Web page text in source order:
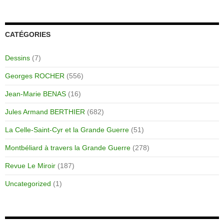
CATÉGORIES
Dessins (7)
Georges ROCHER (556)
Jean-Marie BENAS (16)
Jules Armand BERTHIER (682)
La Celle-Saint-Cyr et la Grande Guerre (51)
Montbéliard à travers la Grande Guerre (278)
Revue Le Miroir (187)
Uncategorized (1)